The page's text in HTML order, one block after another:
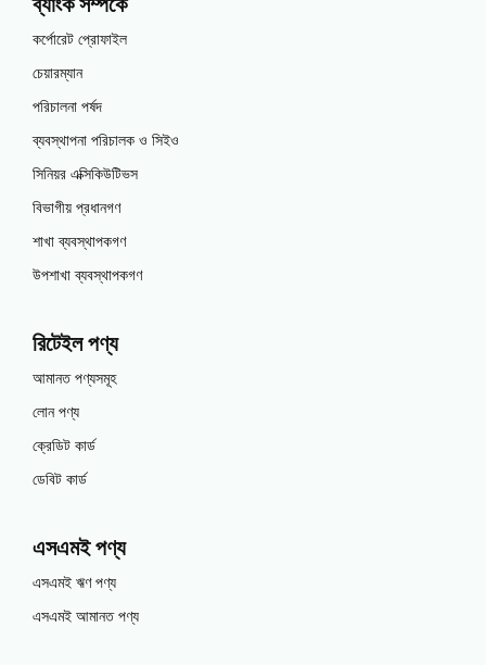
কর্পোরেট প্রোফাইল
চেয়ারম্যান
পরিচালনা পর্ষদ
ব্যবস্থাপনা পরিচালক ও সিইও
সিনিয়র এক্সিকিউটিভস
বিভাগীয় প্রধানগণ
শাখা ব্যবস্থাপকগণ
উপশাখা ব্যবস্থাপকগণ
রিটেইল পণ্য
আমানত পণ্যসমূহ
লোন পণ্য
ক্রেডিট কার্ড
ডেবিট কার্ড
এসএমই পণ্য
এসএমই ঋণ পণ্য
এসএমই আমানত পণ্য